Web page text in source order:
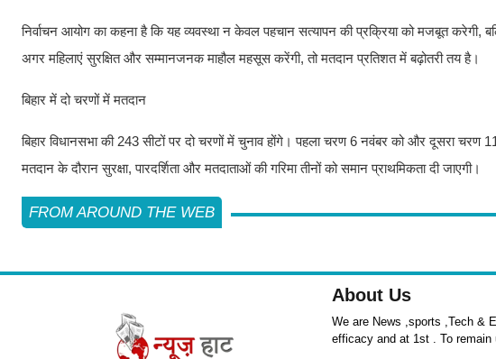
निर्वाचन आयोग का कहना है कि यह व्यवस्था न केवल पहचान सत्यापन की प्रक्रिया को मजबूत करेगी,
अगर महिलाएं सुरक्षित और सम्मानजनक माहौल महसूस करेंगी, तो मतदान प्रतिशत में बढ़ोतरी तय है।
बिहार में दो चरणों में मतदान
बिहार विधानसभा की 243 सीटों पर दो चरणों में चुनाव होंगे। पहला चरण 6 नवंबर को और दूसरा
मतदान के दौरान सुरक्षा, पारदर्शिता और मतदाताओं की गरिमा तीनों को समान प्राथमिकता दी जाएगी।
FROM AROUND THE WEB
About Us
We are News ,sports ,Tech &
efficacy and at 1st . To